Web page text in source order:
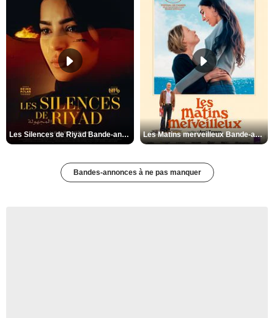
Les Silences de Riyad Bande-annonce VO STFR Les Matins merveilleux Bande-annonce VF
Bandes-annonces à ne pas manquer